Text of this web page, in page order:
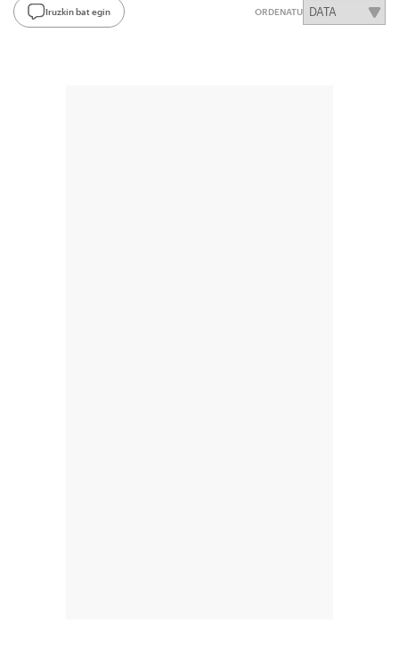
Iruzkin bat egin ORDENATU